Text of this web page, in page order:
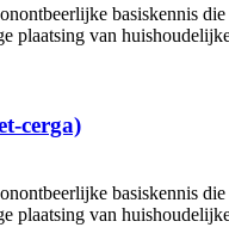
basiskennis
plaatsing van
cerga)
basiskennis
plaatsing van